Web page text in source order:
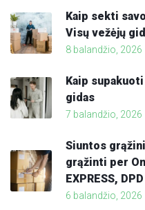
Kaip sekti
Visų vežėjų
8 balandžio, 2026
Kaip
gidas
7 balandžio, 2026
Siuntos
grąžinti per
EXPRESS,
6 balandžio, 2026